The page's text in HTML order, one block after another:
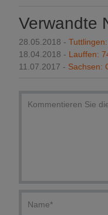
Verwandte
28.05.2018 -
18.04.2018 - Lauffen:
11.07.2017 - Sachsen: